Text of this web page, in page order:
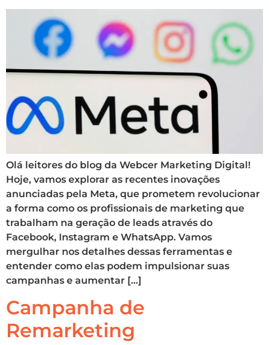
Olá leitores do blog da Webcer Marketing Digital!
Hoje, vamos explorar as recentes inovações
anunciadas pela Meta, que prometem revolucionar
a forma como os profissionais de marketing que
trabalham na geração de leads através do
Facebook, Instagram e WhatsApp. Vamos
mergulhar nos detalhes dessas ferramentas e
entender como elas podem impulsionar suas
campanhas e aumentar […]
Campanha de
Remarketing